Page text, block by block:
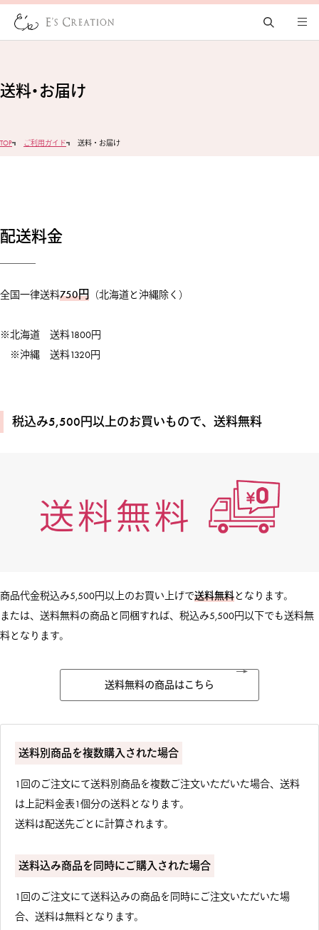
送料・お届け
TOP ご利用ガイド 送料・お届け
配送料金
全国一律送料750円 （北海道と沖縄除く）
※北海道 送料1800円
※沖縄 送料1320円
税込み5,500円以上のお買いもので、送料無料
商品代金税込み5,500円以上のお買い上げで送料無料となります。
または、送料無料の商品と同梱すれば、税込み5,500円以下でも送料無
料となります。
送料無料の商品はこちら
送料別商品を複数購入された場合
1回のご注文にて送料別商品を複数ご注文いただいた場合、送料
は上記料金表1個分の送料となります。
送料は配送先ごとに計算されます。
送料込み商品を同時にご購入された場合
1回のご注文にて送料込みの商品を同時にご注文いただいた場
合、送料は無料となります。